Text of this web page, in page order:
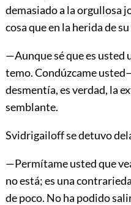
demasiado a la orgullosa
cosa que en la herida de
—Aunque sé que es usted
temo. Condúzcame
desmentía, es verdad, la
semblante.
Svidrigailoff se detuvo
—Permítame usted que
no está; es una
de poco. No ha podido